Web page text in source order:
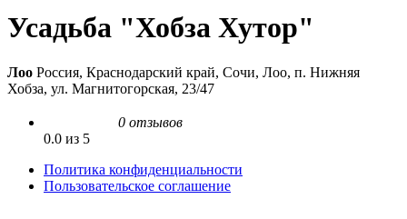
Усадьба "Хобза Хутор"
Лоо Россия, Краснодарский край, Сочи, Лоо, п. Нижняя
Хобза, ул. Магнитогорская, 23/47
0 отзывов
0.0 из 5
Политика конфиденциальности
Пользовательское соглашение